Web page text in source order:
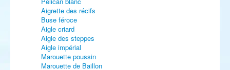
Aigrette des récifs
Buse féroce
Aigle criard
Aigle des steppes
Aigle impérial
Marouette poussin
Marouette de Baillon